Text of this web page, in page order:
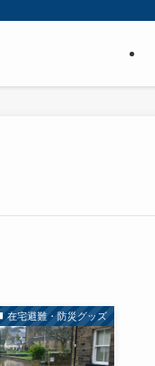
在宅避難・防災グッズ